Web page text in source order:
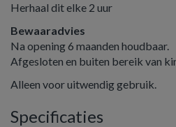
Herhaal dit elke 2 uur
Bewaaradvies
Na opening 6 maanden houdbaar.
Afgesloten en buiten bereik van
Alleen voor uitwendig gebruik.
Specificaties